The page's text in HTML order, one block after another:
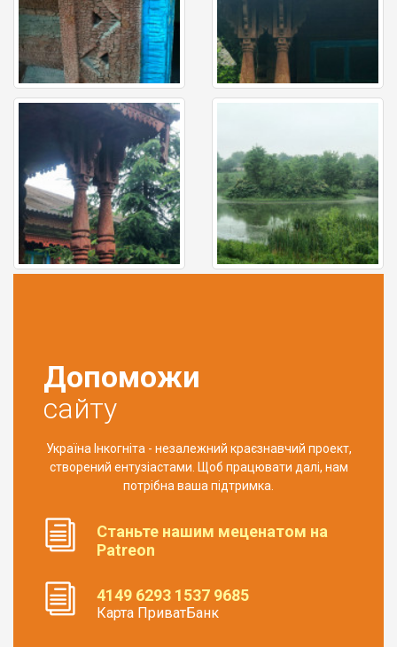
Допоможи
сайту
Україна Інкогніта - незалежний краєзнавчий проект,
створений ентузіастами. Щоб працювати далі, нам
потрібна ваша підтримка.
Станьте нашим меценатом на
Patreon
4149 6293 1537 9685
Карта ПриватБанк